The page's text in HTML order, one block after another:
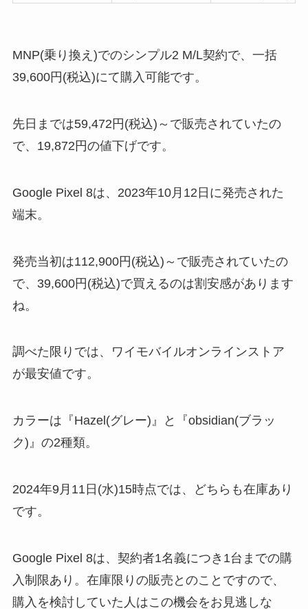
MNP(乗り換え)でのシンプル2 M/L契約で、一括
39,600円(税込)にて購入可能です。
先日までは59,472円(税込)～で販売されていたの
で、19,872円の値下げです。
Google Pixel 8は、2023年10月12日に発売された
端末。
発売当初は112,900円(税込)～で販売されていたの
で、39,600円(税込)で買えるのは割安感があります
ね。
調べた限りでは、ワイモバイルオンラインストア
が最安値です。
カラーは『Hazel(グレー)』と『obsidian(ブラッ
ク)』の2種類。
2024年9月11日(水)15時点では、どちらも在庫あり
です。
Google Pixel 8は、契約者1名義につき1台までの購
入制限あり。在庫限りの販売とのことですので、
購入を検討していた人はこの機会をお見逃しな